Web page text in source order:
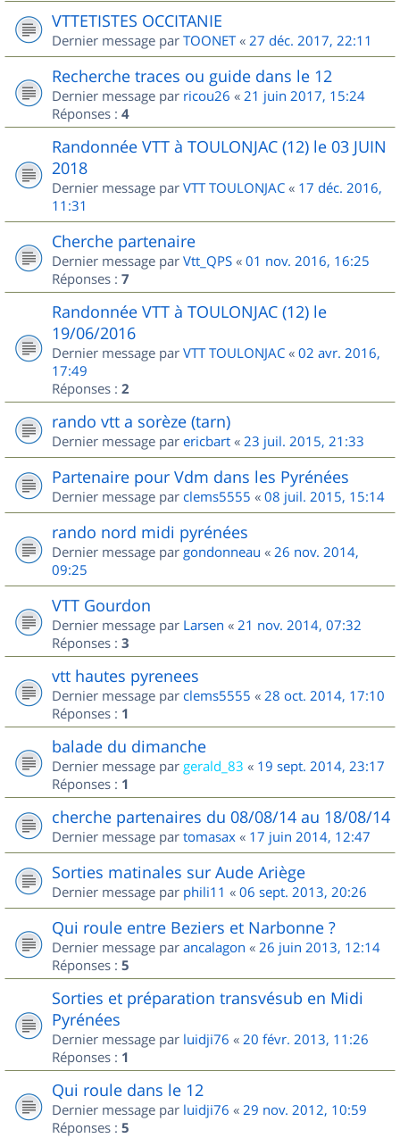
VTTETISTES OCCITANIE
Dernier message par TOONET« 27 déc. 2017, 22:11
Recherche traces ou guide dans le 12
Dernier message par ricou26 « 21 juin 2017, 15:24
Réponses : 4
Randonnée VTT à TOULONJAC (12) le 03 JUIN
2018
Dernier message par VTT TOULONJAC « 17 déc. 2016,
11:31
Cherche partenaire
Dernier message par Vtt_QPS « 01 nov. 2016, 16:25
Réponses : 7
Randonnée VTT à TOULONJAC (12) le
19/06/2016
Dernier message par VTT TOULONJAC « 02 avr. 2016,
17:49
Réponses : 2
rando vtt a sorèze (tarn)
Dernier message par ericbart « 23 juil. 2015, 21:33
Partenaire pour Vdm dans les Pyrénées
Dernier message par clems5555 « 08 juil. 2015, 15:14
rando nord midi pyrénées
Dernier message par gondonneau « 26 nov. 2014,
09:25
VTT Gourdon
Dernier message par Larsen « 21 nov. 2014, 07:32
Réponses : 3
vtt hautes pyrenees
Dernier message par clems5555 « 28 oct. 2014, 17:10
Réponses : 1
balade du dimanche
Dernier message par gerald_83 « 19 sept. 2014, 23:17
Réponses : 1
cherche partenaires du 08/08/14 au 18/08/14
Dernier message par tomasax « 17 juin 2014, 12:47
Sorties matinales sur Aude Ariège
Dernier message par phili11 « 06 sept. 2013, 20:26
Qui roule entre Beziers et Narbonne ?
Dernier message par ancalagon « 26 juin 2013, 12:14
Réponses : 5
Sorties et préparation transvésub en Midi
Pyrénées
Dernier message par luidji76 « 20 févr. 2013, 11:26
Réponses : 1
Qui roule dans le 12
Dernier message par luidji76 « 29 nov. 2012, 10:59
Réponses : 5